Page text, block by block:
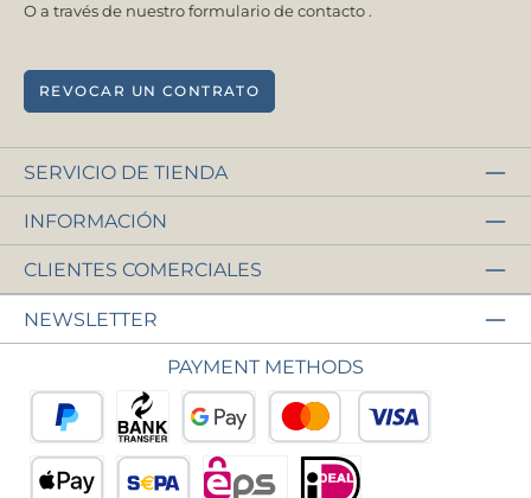
O a través de nuestro formulario de contacto .
REVOCAR UN CONTRATO
SERVICIO DE TIENDA
INFORMACIÓN
CLIENTES COMERCIALES
NEWSLETTER
PAYMENT METHODS